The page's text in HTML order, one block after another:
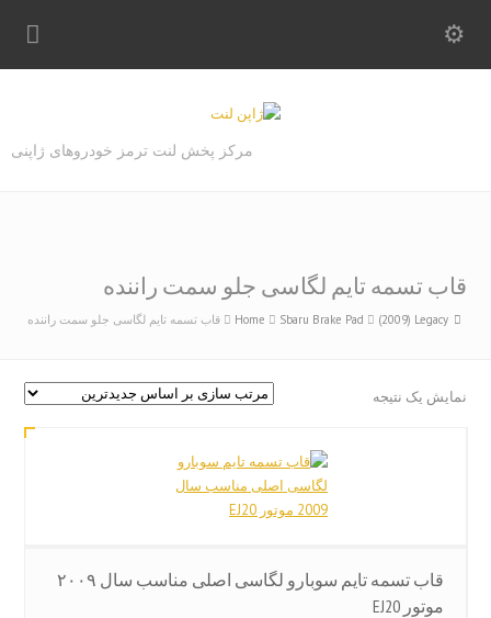
مرکز پخش لنت ترمز خودروهای ژاپنی
قاب تسمه تایم لگاسی جلو سمت راننده
Home Sbaru Brake Pad (2009) Legacy قاب تسمه تایم لگاسی جلو سمت راننده
نمایش یک نتیجه
قاب تسمه تایم سوبارو لگاسی اصلی مناسب سال‌ ۲۰۰۹
موتور EJ20